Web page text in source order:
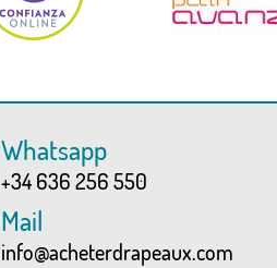
Whatsapp
+34 636 256 550
Mail
info@acheterdrapeaux.com